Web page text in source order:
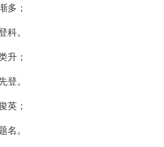
多；
。
升；
。
英；
。